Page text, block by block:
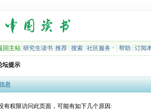
回主站| 研究生读书| 推荐| 搜索| 社区服务 帮助 订阅
坛提示
息
有权限访问此页面，可能有如下几个原因: